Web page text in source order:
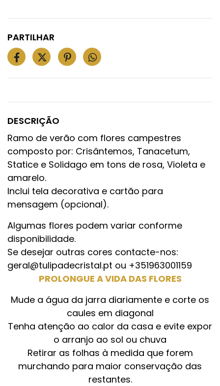
PARTILHAR
DESCRIÇÃO
Ramo de verão com flores campestres
composto por: Crisântemos, Tanacetum,
Statice e Solidago em tons de rosa, Violeta e
amarelo.
Inclui tela decorativa e cartão para
mensagem (opcional).
Algumas flores podem variar conforme
disponibilidade.
Se desejar outras cores contacte-nos:
geral@tulipadecristal.pt ou +351963001159
PROLONGUE A VIDA DAS FLORES
Mude a água da jarra diariamente e corte os
caules em diagonal
Tenha atenção ao calor da casa e evite expor
o arranjo ao sol ou chuva
Retirar as folhas à medida que forem
murchando para maior conservação das
restantes.